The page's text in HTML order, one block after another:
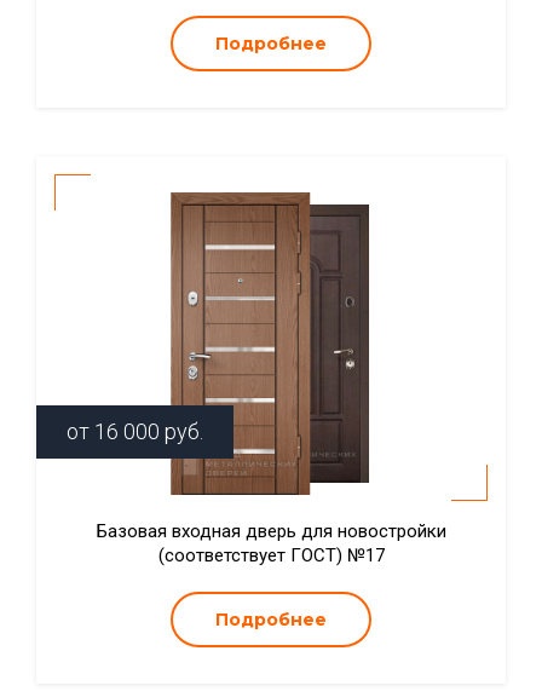
Подробнее
от 16 000 руб.
Базовая входная дверь для новостройки
(соответствует ГОСТ) №17
Подробнее